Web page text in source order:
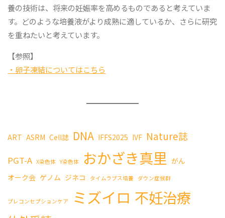
養の技術は、将来の妊娠率を高めるものであると考えていま
す。どのような培養液がより成熟に適しているか、さらに研究
を重ねたいと考えています。
【参照】
・卵子凍結についてはこちら
ART ASRM Cell誌 DNA IFFS2025 IVF Nature誌
PGT-A X染色体 Y染色体 おかざき真里 がん
オーク会 ゲノム ジネコ タイムラプス培養 ダウン症候群
プレコンセプションケア ミズイロ 不妊治療